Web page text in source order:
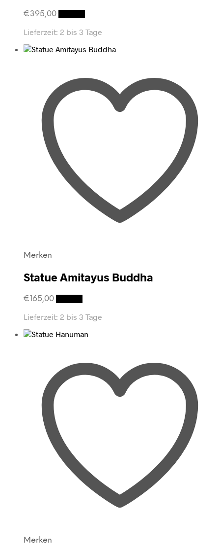
€395,00
Lieferzeit: 2 bis 3 Tage
Merken
Statue Amitayus Buddha
€165,00
Lieferzeit: 2 bis 3 Tage
Merken